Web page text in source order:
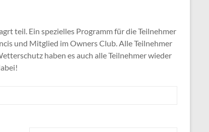
teil. Ein spezielles Programm für die Teilnehmer
und Mitglied im Owners Club. Alle Teilnehmer
haben es auch alle Teilnehmer wieder